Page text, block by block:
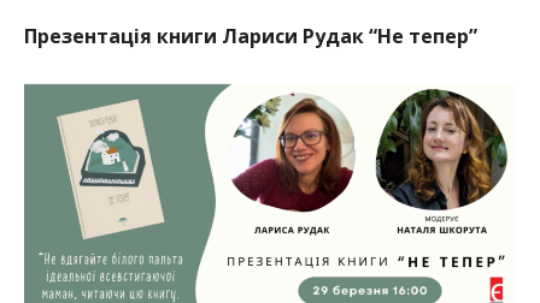
Презентація книги Лариси Рудак “Не тепер”